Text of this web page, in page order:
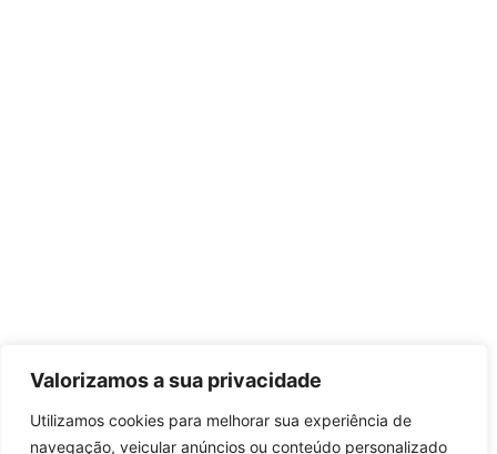
Valorizamos a sua privacidade
Utilizamos cookies para melhorar sua experiência de
navegação, veicular anúncios ou conteúdo personalizado